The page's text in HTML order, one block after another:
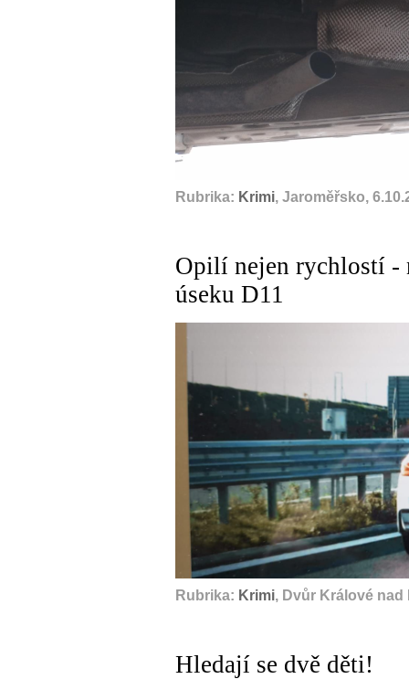
Rubrika: Krimi, Jaroměřsko,
Opilí nejen rychlostí -
úseku D11
Rubrika: Krimi, Dvůr Králové nad
Hledají se dvě děti!